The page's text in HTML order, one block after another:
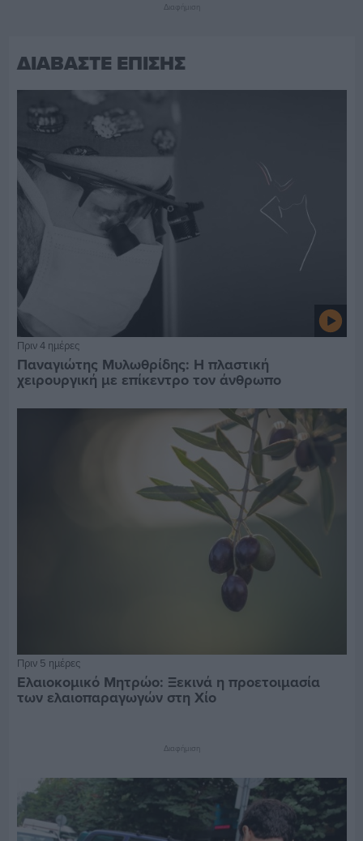
Διαφήμιση
ΔΙΑΒΑΣΤΕ ΕΠΙΣΗΣ
Πριν 4 ημέρες
Παναγιώτης Μυλωθρίδης: Η πλαστική
χειρουργική με επίκεντρο τον άνθρωπο
Πριν 5 ημέρες
Ελαιοκομικό Μητρώο: Ξεκινά η προετοιμασία
των ελαιοπαραγωγών στη Χίο
Διαφήμιση